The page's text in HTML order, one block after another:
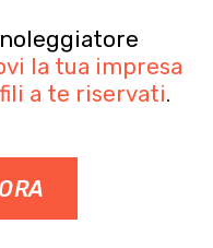
la tua impresa
a te riservati.